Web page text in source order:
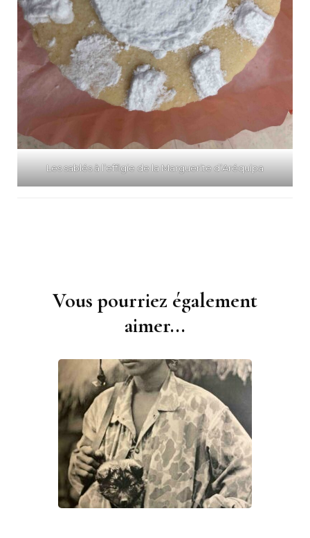
Les sablés à l’effigie de la Marguerite d’Aréquipa
NavigationVous pourriez également
aimer...